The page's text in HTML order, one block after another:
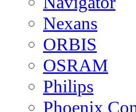
Nexans
ORBIS
OSRAM
Philips
Phoenix